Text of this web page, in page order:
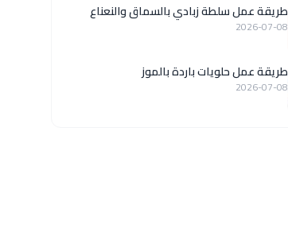
طريقة عمل سلطة زبادي بالسماق والنعناع
2026-07-08
طريقة عمل حلويات باردة بالموز
2026-07-08